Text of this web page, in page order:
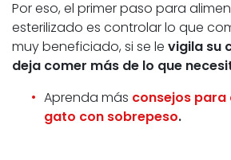
Por eso, el primer paso para
esterilizado es controlar lo que
muy beneficiado, si se le vigila su
deja comer más de lo que
Aprenda más consejos para
gato con sobrepeso.